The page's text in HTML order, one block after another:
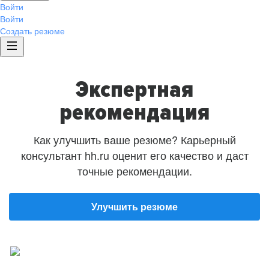
Войти
Войти
Создать резюме
Экспертная
рекомендация
Как улучшить ваше резюме? Карьерный
консультант hh.ru оценит его качество и даст
точные рекомендации.
Улучшить резюме